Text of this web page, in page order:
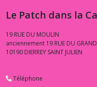
Le Patch dans la
19 RUE DU MOULIN
anciennement 19 RUE DU
10190 DIERREY SAINT JULIEN
Téléphone